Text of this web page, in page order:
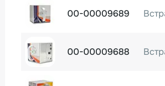
00-00009689
00-00009688